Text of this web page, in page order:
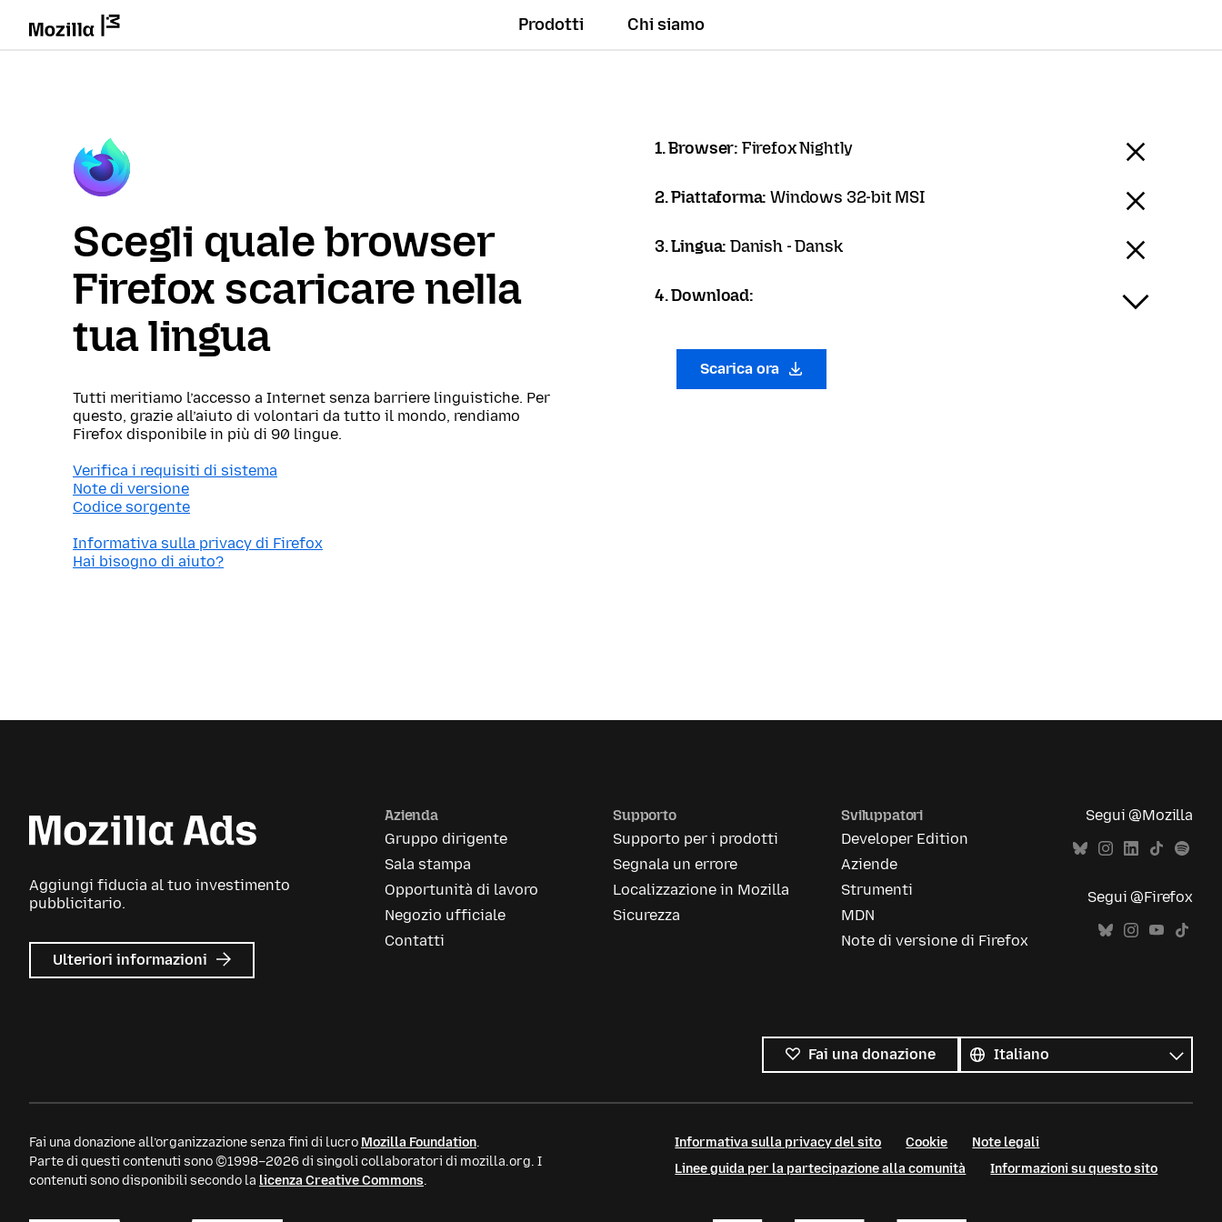
Prodotti Chi siamo
Scegli quale browser
Firefox scaricare nella
tua lingua
Tutti meritiamo l’accesso a Internet senza barriere linguistiche. Per
questo, grazie all’aiuto di volontari da tutto il mondo, rendiamo
Firefox disponibile in più di 90 lingue.
Verifica i requisiti di sistema
Note di versione
Codice sorgente
Informativa sulla privacy di Firefox
Hai bisogno di aiuto?
1. Browser: Firefox Nightly
2. Piattaforma:Windows 32-bit MSI
3. Lingua:Danish - Dansk
4. Download:
Scarica ora
Aggiungi fiducia al tuo investimento
pubblicitario.
Ulteriori informazioni su
Mozilla
Azienda
Gruppo dirigente
Sala stampa
Opportunità di lavoro
Negozio ufficiale
Contatti
Supporto
Supporto per i prodotti
Segnala un errore
Localizzazione in Mozilla
Sicurezza
Sviluppatori
Developer Edition
Aziende
Strumenti
MDN
Note di versione di Firefox
Segui @Mozilla
Segui @Firefox
Fai una donazione
le
lingue
Lingua
Fai una donazione all’organizzazione senza fini di lucro Mozilla Foundation.
Parte di questi contenuti sono ©1998–2026 di singoli collaboratori di mozilla.org. I
contenuti sono disponibili secondo la licenza Creative Commons.
Informativa sulla privacy del sito Cookie
Note legali
Linee guida per la partecipazione alla comunità
Informazioni su questo sito